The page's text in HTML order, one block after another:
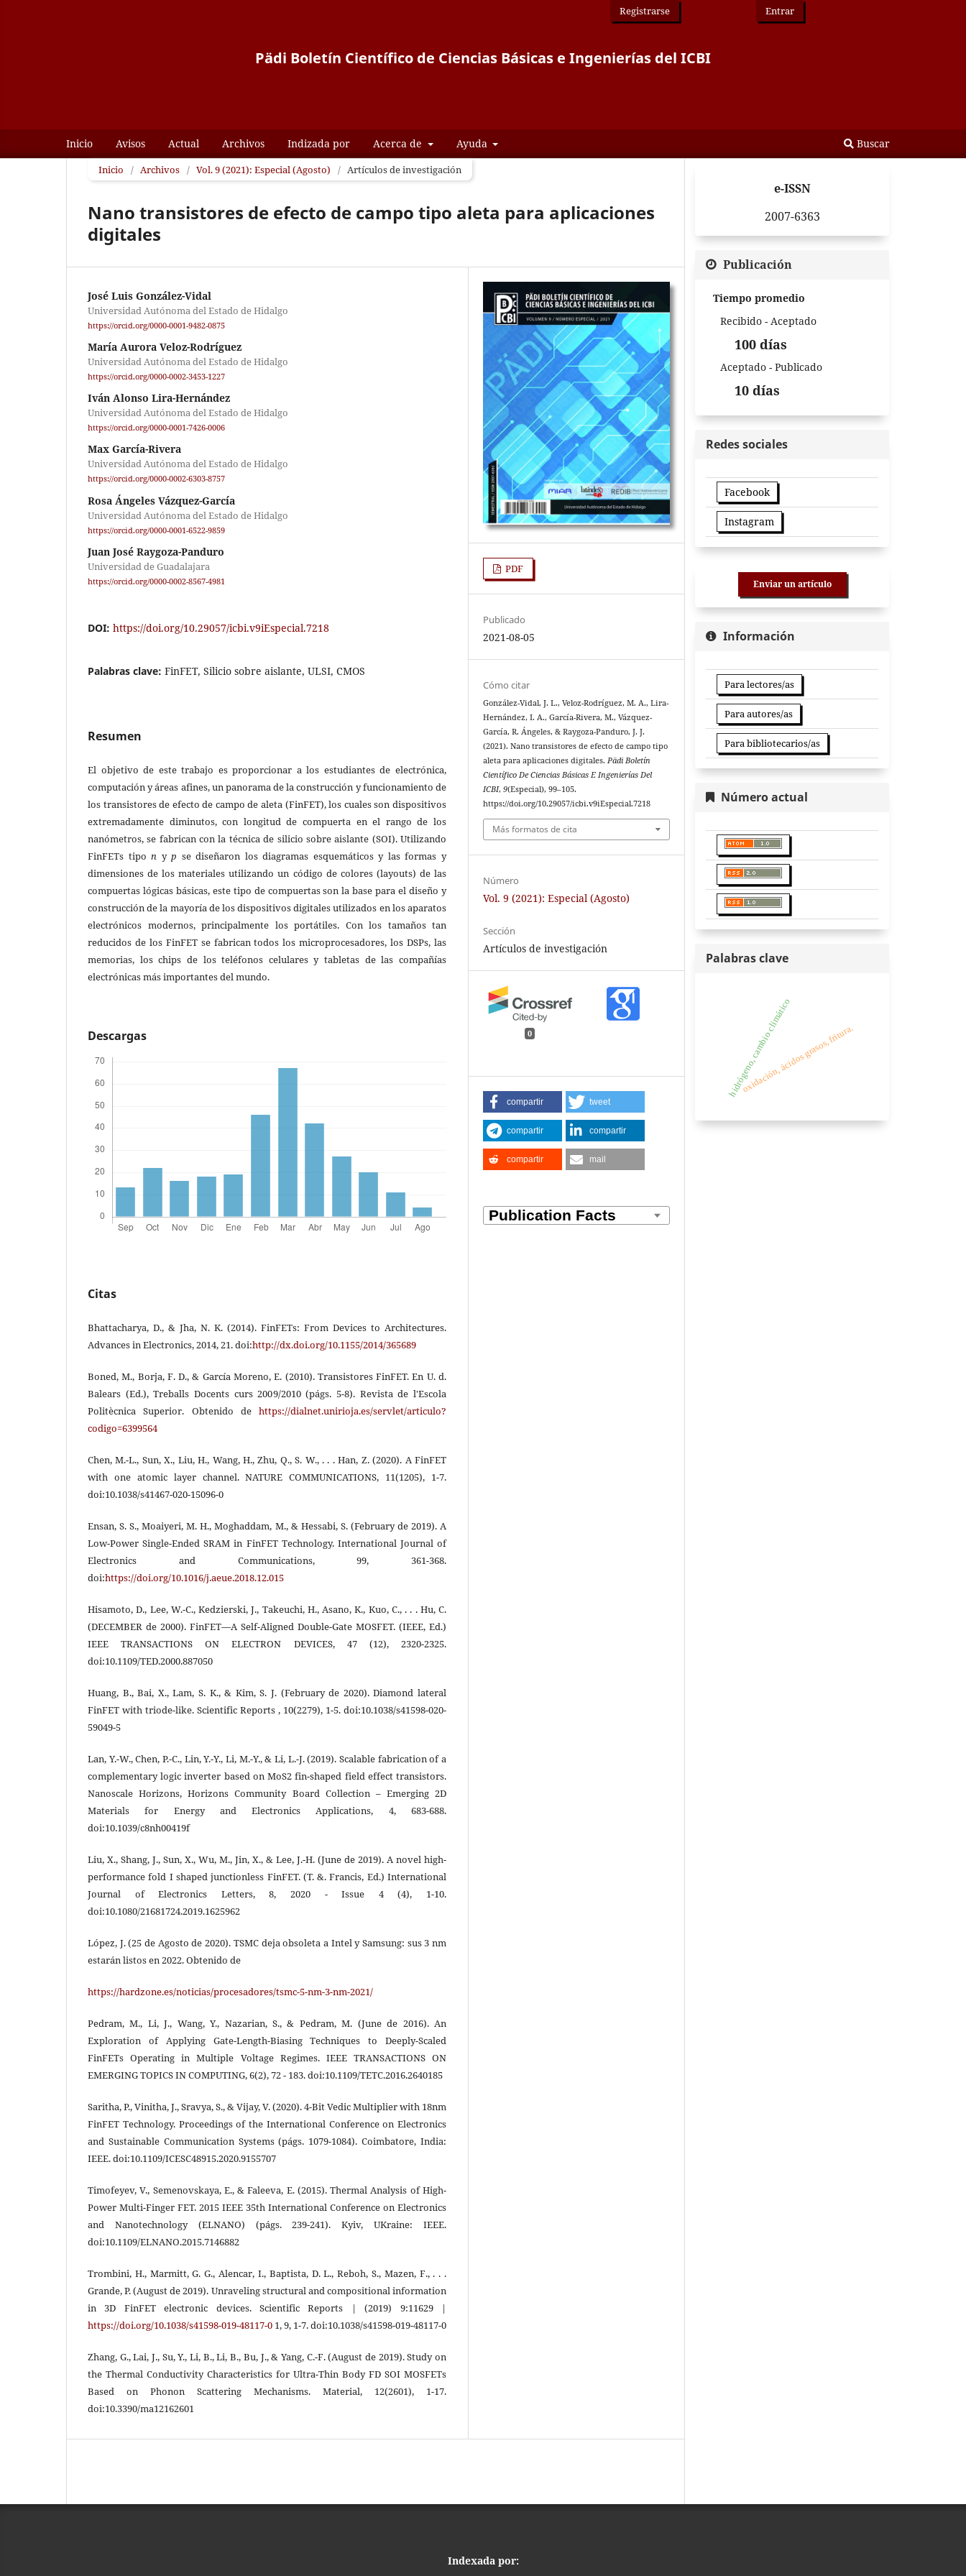
Pädi Boletín Científico de Ciencias Básicas e Ingenierías del ICBI
Inicio Avisos Actual Archivos Indizada por Acerca de Ayuda Buscar
Registrarse Entrar
Inicio / Archivos / Vol. 9 (2021): Especial (Agosto) / Artículos de investigación
Nano transistores de efecto de campo tipo aleta para aplicaciones
digitales
José Luis González-Vidal
Universidad Autónoma del Estado de Hidalgo
https://orcid.org/0000-0001-9482-0875
María Aurora Veloz-Rodríguez
Universidad Autónoma del Estado de Hidalgo
https://orcid.org/0000-0002-3453-1227
Iván Alonso Lira-Hernández
Universidad Autónoma del Estado de Hidalgo
https://orcid.org/0000-0001-7426-0006
Max García-Rivera
Universidad Autónoma del Estado de Hidalgo
https://orcid.org/0000-0002-6303-8757
Rosa Ángeles Vázquez-García
Universidad Autónoma del Estado de Hidalgo
https://orcid.org/0000-0001-6522-9859
Juan José Raygoza-Panduro
Universidad de Guadalajara
https://orcid.org/0000-0002-8567-4981
DOI: https://doi.org/10.29057/icbi.v9iEspecial.7218
Palabras clave: FinFET, Silicio sobre aislante, ULSI, CMOS
Resumen
El objetivo de este trabajo es proporcionar a los estudiantes de electrónica,
computación y áreas afines, un panorama de la construcción y funcionamiento de
los transistores de efecto de campo de aleta (FinFET), los cuales son dispositivos
extremadamente diminutos, con longitud de compuerta en el rango de los
nanómetros, se fabrican con la técnica de silicio sobre aislante (SOI). Utilizando
FinFETs tipon yp se diseñaron los diagramas esquemáticos y las formas y
dimensiones de los materiales utilizando un código de colores (layouts) de las
compuertas lógicas básicas, este tipo de compuertas son la base para el diseño y
construcción de la mayoría de los dispositivos digitales utilizados en los aparatos
electrónicos modernos, principalmente los portátiles. Con los tamaños tan
reducidos de los FinFET se fabrican todos los microprocesadores, los DSPs, las
memorias, los chips de los teléfonos celulares y tabletas de las compañías
electrónicas más importantes del mundo.
Descargas
Citas
Bhattacharya, D., & Jha, N. K. (2014). FinFETs: From Devices to Architectures.
Advances in Electronics, 2014, 21. doi:http://dx.doi.org/10.1155/2014/365689
Boned, M., Borja, F. D., & García Moreno, E. (2010). Transistores FinFET. En U. d.
Balears (Ed.), Treballs Docents curs 2009/2010 (págs. 5-8). Revista de l'Escola
Politècnica Superior. Obtenido de https://dialnet.unirioja.es/servlet/articulo?
codigo=6399564
Chen, M.-L., Sun, X., Liu, H., Wang, H., Zhu, Q., S. W., . . . Han, Z. (2020). A FinFET
with one atomic layer channel. NATURE COMMUNICATIONS, 11(1205), 1-7.
doi:10.1038/s41467-020-15096-0
Ensan, S. S., Moaiyeri, M. H., Moghaddam, M., & Hessabi, S. (February de 2019). A
Low-Power Single-Ended SRAM in FinFET Technology. International Journal of
Electronics and Communications, 99, 361-368.
doi:https://doi.org/10.1016/j.aeue.2018.12.015
Hisamoto, D., Lee, W.-C., Kedzierski, J., Takeuchi, H., Asano, K., Kuo, C., . . . Hu, C.
(DECEMBER de 2000). FinFET—A Self-Aligned Double-Gate MOSFET. (IEEE, Ed.)
IEEE TRANSACTIONS ON ELECTRON DEVICES, 47 (12), 2320-2325.
doi:10.1109/TED.2000.887050
Huang, B., Bai, X., Lam, S. K., & Kim, S. J. (February de 2020). Diamond lateral
FinFET with triode-like. Scientific Reports , 10(2279), 1-5. doi:10.1038/s41598-020-
59049-5
Lan, Y.-W., Chen, P.-C., Lin, Y.-Y., Li, M.-Y., & Li, L.-J. (2019). Scalable fabrication of a
complementary logic inverter based on MoS2 fin-shaped field effect transistors.
Nanoscale Horizons, Horizons Community Board Collection – Emerging 2D
Materials for Energy and Electronics Applications, 4, 683-688.
doi:10.1039/c8nh00419f
Liu, X., Shang, J., Sun, X., Wu, M., Jin, X., & Lee, J.-H. (June de 2019). A novel high-
performance fold I shaped junctionless FinFET. (T. &. Francis, Ed.) International
Journal of Electronics Letters, 8, 2020 - Issue 4 (4), 1-10.
doi:10.1080/21681724.2019.1625962
López, J. (25 de Agosto de 2020). TSMC deja obsoleta a Intel y Samsung: sus 3 nm
estarán listos en 2022. Obtenido de
https://hardzone.es/noticias/procesadores/tsmc-5-nm-3-nm-2021/
Pedram, M., Li, J., Wang, Y., Nazarian, S., & Pedram, M. (June de 2016). An
Exploration of Applying Gate-Length-Biasing Techniques to Deeply-Scaled
FinFETs Operating in Multiple Voltage Regimes. IEEE TRANSACTIONS ON
EMERGING TOPICS IN COMPUTING, 6(2), 72 - 183. doi:10.1109/TETC.2016.2640185
Saritha, P., Vinitha, J., Sravya, S., & Vijay, V. (2020). 4-Bit Vedic Multiplier with 18nm
FinFET Technology. Proceedings of the International Conference on Electronics
and Sustainable Communication Systems (págs. 1079-1084). Coimbatore, India:
IEEE. doi:10.1109/ICESC48915.2020.9155707
Timofeyev, V., Semenovskaya, E., & Faleeva, E. (2015). Thermal Analysis of High-
Power Multi-Finger FET. 2015 IEEE 35th International Conference on Electronics
and Nanotechnology (ELNANO) (págs. 239-241). Kyiv, UKraine: IEEE.
doi:10.1109/ELNANO.2015.7146882
Trombini, H., Marmitt, G. G., Alencar, I., Baptista, D. L., Reboh, S., Mazen, F., . . .
Grande, P. (August de 2019). Unraveling structural and compositional information
in 3D FinFET electronic devices. Scientific Reports | (2019) 9:11629 |
https://doi.org/10.1038/s41598-019-48117-0 1, 9, 1-7. doi:10.1038/s41598-019-48117-0
Zhang, G., Lai, J., Su, Y., Li, B., Li, B., Bu, J., & Yang, C.-F. (August de 2019). Study on
the Thermal Conductivity Characteristics for Ultra-Thin Body FD SOI MOSFETs
Based on Phonon Scattering Mechanisms. Material, 12(2601), 1-17.
doi:10.3390/ma12162601
PDF
Publicado
2021-08-05
Cómo citar
González-Vidal, J. L., Veloz-Rodríguez, M. A., Lira-
Hernández, I. A., García-Rivera, M., Vázquez-
García, R. Ángeles, & Raygoza-Panduro, J. J.
(2021). Nano transistores de efecto de campo tipo
aleta para aplicaciones digitales.Pädi Boletín
Científico De Ciencias Básicas E Ingenierías Del
ICBI,9(Especial), 99–105.
https://doi.org/10.29057/icbi.v9iEspecial.7218
Más formatos de cita
Número
Vol. 9 (2021): Especial (Agosto)
Sección
Artículos de investigación
0
compartir tweet
compartir compartir
compartir mail
e-ISSN
2007-6363
Publicación
Tiempo promedio
Recibido - Aceptado
100 días
Aceptado - Publicado
10 días
Redes sociales
Facebook
Instagram
Enviar un artículo
Información
Para lectores/as
Para autores/as
Para bibliotecarios/as
Número actual
Palabras clave
hidrógeno, cambio climático
oxidación, ácidos grasos, fritura.
Indexada por: